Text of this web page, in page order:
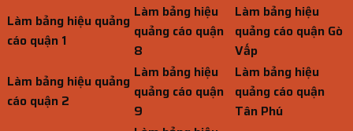
Làm bảng hiệu quảng
cáo quận 1
Làm bảng hiệu
quảng cáo quận
8
Làm bảng hiệu
quảng cáo quận Gò
Vấp
Làm bảng hiệu quảng
cáo quận 2
Làm bảng hiệu
quảng cáo quận
9
Làm bảng hiệu
quảng cáo quận
Tân Phú